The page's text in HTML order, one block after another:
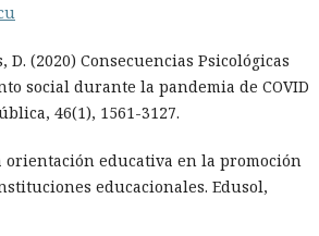
D. (2020) Consecuencias Psicológicas
social durante la pandemia de COVID
46(1), 1561-3127.
orientación educativa en la promoción
educacionales. Edusol,